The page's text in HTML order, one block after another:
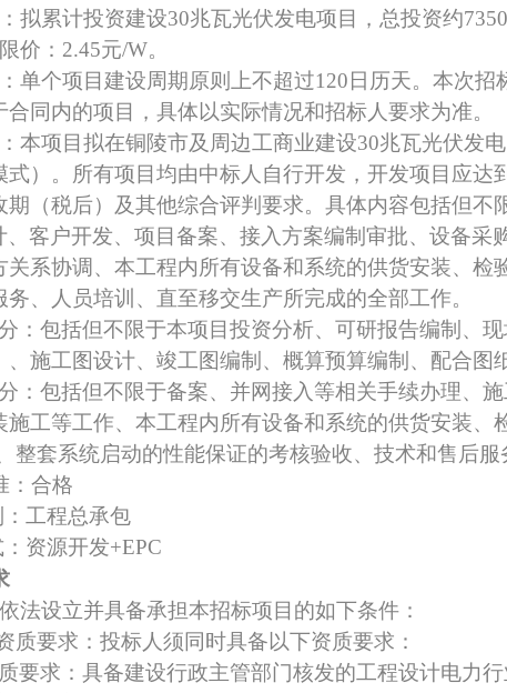
拟累计投资建设30兆瓦光伏发电项目 ， 总投资约
价： 2.45元/W。
单个项目建设周期原则上不超过120日历天。本次招
同内的项目，具体以实际情况和招标人要求为准。
本项目拟在铜陵市及周边工商业建设30兆瓦光伏发
式）。所有项目均由中标人自行开发，开发项目应
期（税后）及其他综合评判要求。具体内容包括但不
、客户开发、项目备案、接入方案编制审批、设备
关系协调、本工程内所有设备和系统的供货安装、
、人员培训、直至移交生产所完成的全部工作。
：包括但不限于本项目投资分析、可研报告编制、
施工图设计、竣工图编制、概算预算编制、配合图
：包括但不限于备案、并网接入等相关手续办理、
施工等工作、本工程内所有设备和系统的供货安装
整套系统启动的性能保证的考核验收、技术和售后
：合格
工程总承包
资源开发+EPC
法设立并具备承担本招标项目的如下条件：
质要求：投标人须同时具备以下资质要求：
要求：具备建设行政主管部门核发的工程设计电力